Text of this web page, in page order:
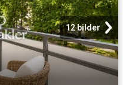
12 bilder